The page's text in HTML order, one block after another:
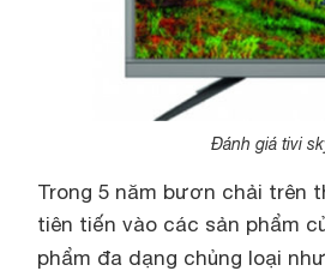
Đánh giá tivi
Trong 5 năm bươn chải trên
tiên tiến vào các sản phẩm
phẩm đa dạng chủng loại